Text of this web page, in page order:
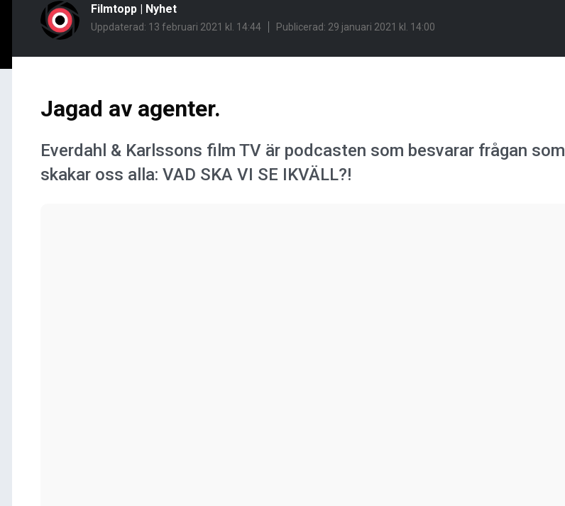
Filmtopp | Nyhet
Uppdaterad: 13 februari 2021 kl. 14:44 Publicerad: 29 januari 2021 kl. 14:00
Jagad av agenter.
Everdahl & Karlssons film TV är podcasten som besvarar frågan som
skakar oss alla: VAD SKA VI SE IKVÄLL?!